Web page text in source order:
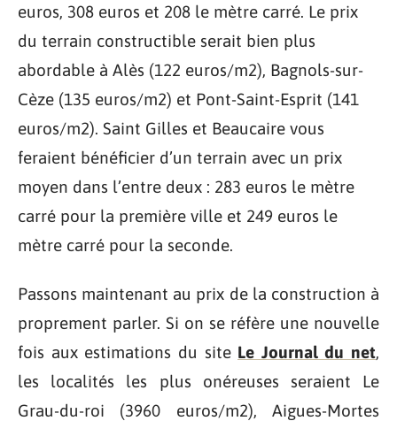
euros, 308 euros et 208 le mètre carré. Le prix
du terrain constructible serait bien plus
abordable à Alès (122 euros/m2), Bagnols-sur-
Cèze (135 euros/m2) et Pont-Saint-Esprit (141
euros/m2). Saint Gilles et Beaucaire vous
feraient bénéficier d’un terrain avec un prix
moyen dans l’entre deux : 283 euros le mètre
carré pour la première ville et 249 euros le
mètre carré pour la seconde.
Passons maintenant au prix de la construction à
proprement parler. Si on se réfère une nouvelle
fois aux estimations du site Le Journal du net,
les localités les plus onéreuses seraient Le
Grau-du-roi (3960 euros/m2), Aigues-Mortes